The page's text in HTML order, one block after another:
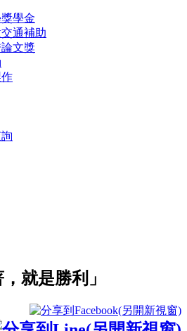
學金
通補助
文獎
就是勝利」